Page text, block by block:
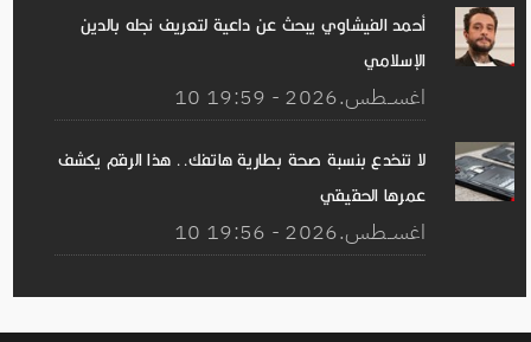
أحمد الفيشاوي يبحث عن داعية لتعريف نجله بالدين
الإسلامي
10 اغســطس.2026 - 19:59
لا تنخدع بنسبة صحة بطارية هاتفك.. هذا الرقم يكشف
عمرها الحقيقي
10 اغســطس.2026 - 19:56